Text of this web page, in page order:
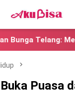
Telang: Merawat
Puasa